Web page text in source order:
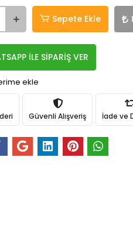
Sepete Ekle
İLE SİPARİŞ VER
ekle
Güvenli Alışveriş İade ve